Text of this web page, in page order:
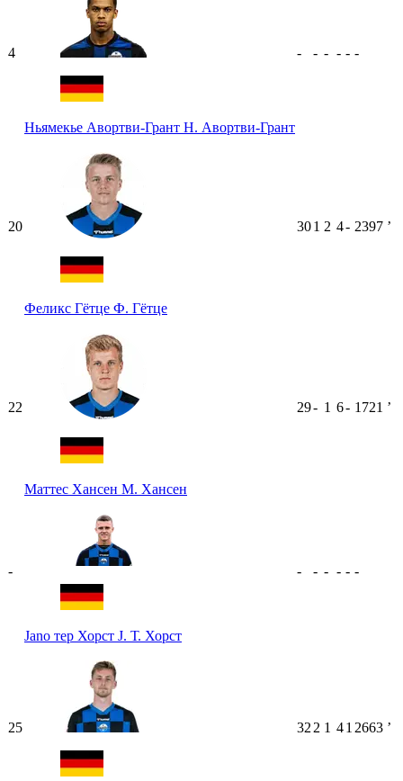
4
Ньямекье Авортви-Грант Н. Авортви-Грант
- - - - - -
20
Феликс Гётце Ф. Гётце
301 2 4- 2397 ʼ
22
Маттес Хансен М. Хансен
29- 1 6- 1721 ʼ
-
Jano тер Хорст J. Т. Хорст
- - - - - -
25 32 2 1 41 2663 ʼ